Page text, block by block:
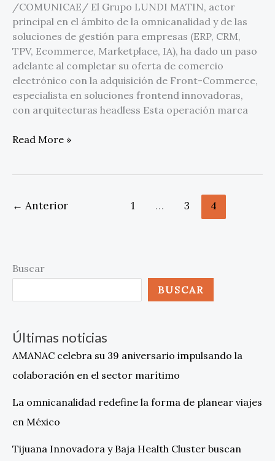
/COMUNICAE/ El Grupo LUNDI MATIN, actor
principal en el ámbito de la omnicanalidad y de las
soluciones de gestión para empresas (ERP, CRM,
TPV, Ecommerce, Marketplace, IA), ha dado un paso
adelante al completar su oferta de comercio
electrónico con la adquisición de Front-Commerce,
especialista en soluciones frontend innovadoras,
con arquitecturas headless Esta operación marca
su
liderazgo
con
la
adquisición
de
Front-
Commerce
Read More »
← Anterior 1 … 3 4
Buscar
BUSCAR
Últimas noticias
AMANAC celebra su 39 aniversario impulsando la
colaboración en el sector marítimo
La omnicanalidad redefine la forma de planear viajes
en México
Tijuana Innovadora y Baja Health Cluster buscan